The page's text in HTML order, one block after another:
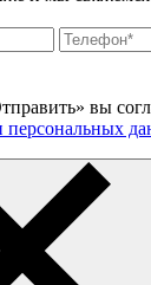
вы
персональных